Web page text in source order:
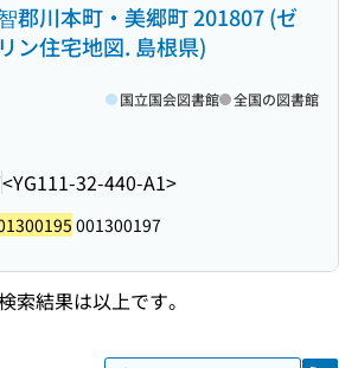
郡川本町・美郷町 201807 (ゼ
ン住宅地図. 島根県)
<YG111-32-440-A1>
国立国会図書館 全国の図書館
001300197
索結果は以上です。